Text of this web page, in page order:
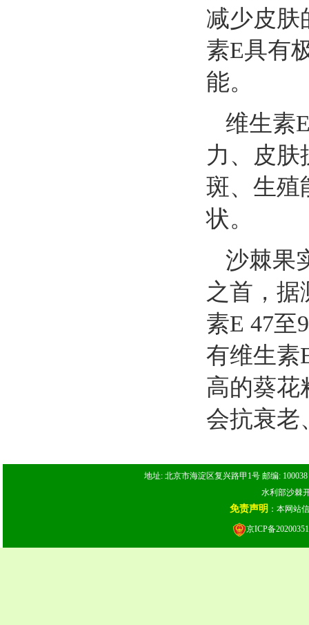
减少皮肤
素E具有
能。
维生素
力、皮肤
斑、生殖
状。
沙棘果
之首，据
素E 47至
有维生素
高的葵花
会抗衰老
地址: 北京市海淀区复兴路甲1号 邮编:
水利部沙棘
免责声明 ：本网站
京ICP备